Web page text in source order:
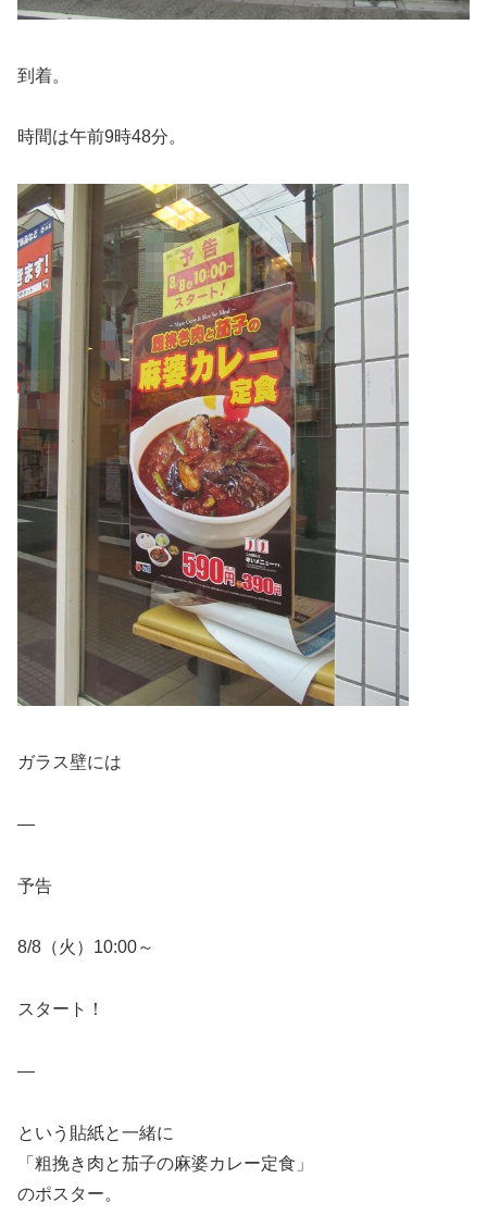
到着。
時間は午前9時48分。
ガラス壁には
—
予告
8/8（火）10:00～
スタート！
—
という貼紙と一緒に
「粗挽き肉と茄子の麻婆カレー定食」
のポスター。